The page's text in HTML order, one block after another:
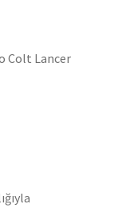
Colt Lancer